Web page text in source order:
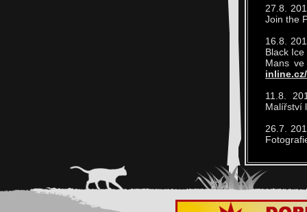
27.8.
Join the
16.8.
Black
Mans
11.8.
Malířství
26.7.